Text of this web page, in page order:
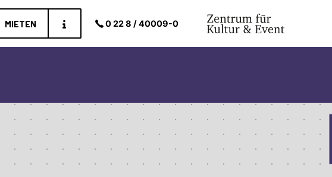
MIETEN 0 22 8 / 40009-0